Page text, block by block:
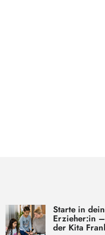
Starte in
Erzieher:in
der Kita